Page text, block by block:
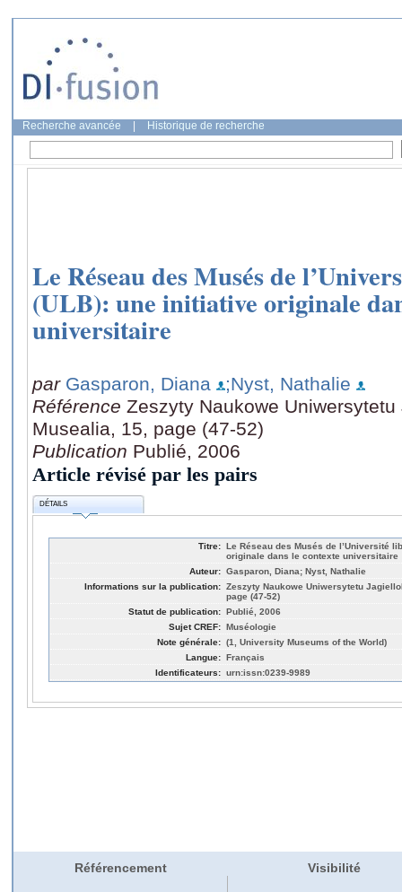
Recherche avancée Historique de recherche
Le Réseau des Musés de
(ULB): une initiative originale
universitaire
par Gasparon, Diana
;Nyst, Nathalie
Référence Zeszyty Naukowe
Musealia, 15, page (47-52)
Publication Publié, 2006
Article révisé par les pairs
DÉTAILS
Titre: Le Réseau des Musés de l’Université
originale dans le contexte universitaire
Auteur: Gasparon, Diana; Nyst, Nathalie
Informations sur la publication: Zeszyty Naukowe Uniwersytetu
page (47-52)
Statut de publication: Publié, 2006
Sujet CREF: Muséologie
Note générale: (1, University Museums of the World)
Langue: Français
Identificateurs: urn:issn:0239-9989
Référencement Visibilité